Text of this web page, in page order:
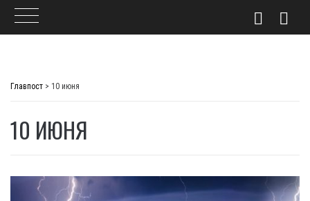
Главпост > 10 июня
10 ИЮНЯ